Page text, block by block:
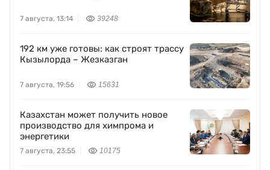
7 августа, 13:14 39248
192 км уже готовы: как строят трассу
Кызылорда – Жезказган
7 августа, 19:56 15631
Казахстан может получить новое
производство для химпрома и
энергетики
7 августа, 23:55 10175